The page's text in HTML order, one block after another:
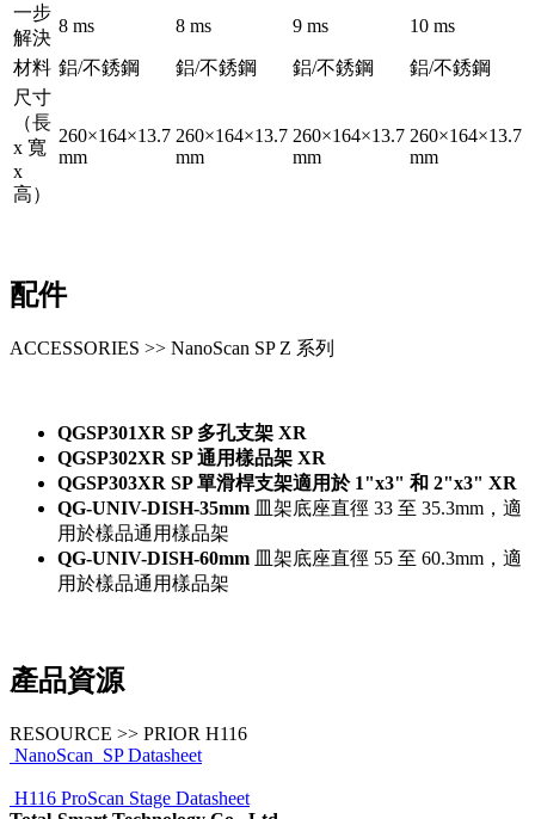
一步
解決
8 ms 8 ms 9 ms 10 ms
材料 鋁/不銹鋼 鋁/不銹鋼 鋁/不銹鋼
鋁/不銹鋼
尺寸
（長
x 寬
x
高）
260×164×13.7
mm
260×164×13.7
mm
260×164×13.7
mm
260×164×13.7
mm
配件
ACCESSORIES >> NanoScan SP Z 系列
QGSP301XR SP 多孔支架 XR
QGSP302XR SP 通用樣品架 XR
QGSP303XR SP 單滑桿支架適用於 1"x3" 和 2"x3" XR
QG-UNIV-DISH-35mm 皿架底座直徑 33 至 35.3mm，適
用於樣品通用樣品架
QG-UNIV-DISH-60mm 皿架底座直徑 55 至 60.3mm，適
用於樣品通用樣品架
產品資源
RESOURCE >> PRIOR H116
NanoScan_SP Datasheet
H116 ProScan Stage Datasheet